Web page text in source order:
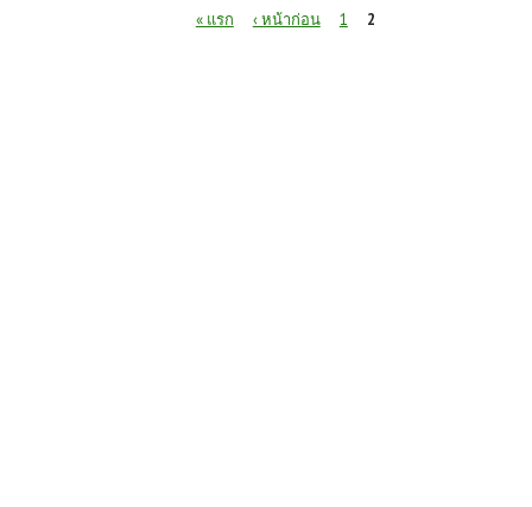
« แรก ‹ หน้าก่อน 1 2